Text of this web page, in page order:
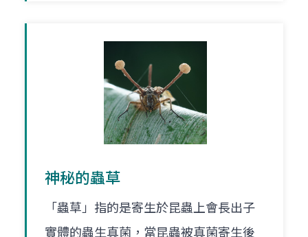
神秘的蟲草
「蟲草」指的是寄生於昆蟲上會長出子
實體的蟲生真菌，當昆蟲被真菌寄生後